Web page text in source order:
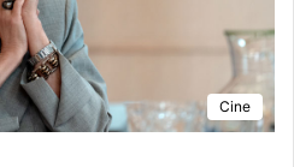
Cine